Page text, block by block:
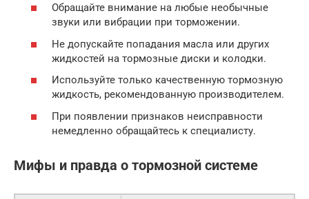
Обращайте внимание на любые необычные
звуки или вибрации при торможении.
Не допускайте попадания масла или других
жидкостей на тормозные диски и колодки.
Используйте только качественную тормозную
жидкость, рекомендованную производителем.
При появлении признаков неисправности
немедленно обращайтесь к специалисту.
Мифы и правда о тормозной системе